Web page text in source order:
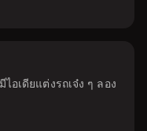
อเดียแต่งรถเจ๋ง ๆ ลอง